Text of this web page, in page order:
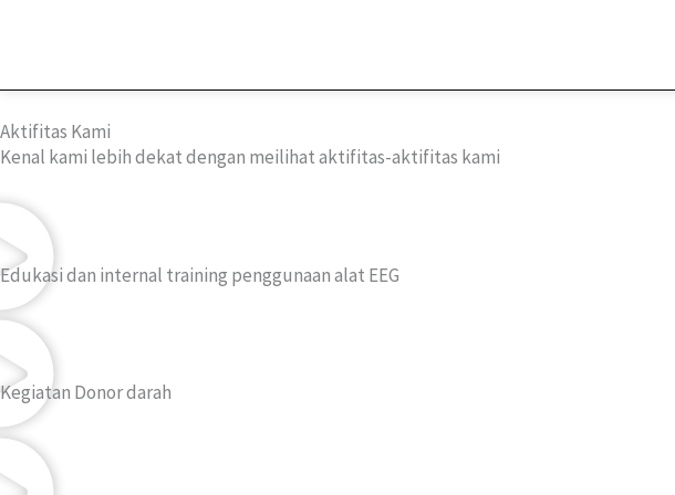
Aktifitas Kami
Kenal kami lebih dekat dengan meilihat aktifitas-aktifitas kami
Edukasi dan internal training penggunaan alat EEG
Kegiatan Donor darah